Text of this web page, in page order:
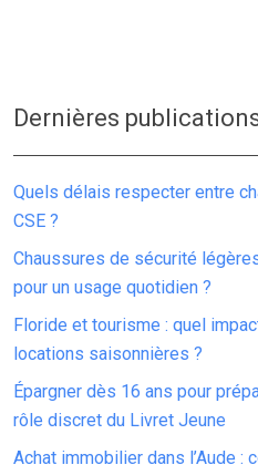
Dernières
Quels délais respecter entre
CSE ?
Chaussures de sécurité
pour un usage quotidien ?
Floride et tourisme : quel
locations saisonnières ?
Épargner dès 16 ans pour
rôle discret du Livret Jeune
Achat immobilier dans l’Aude :